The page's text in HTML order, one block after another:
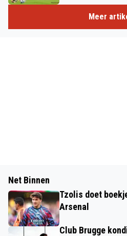
Meer
Net Binnen
Tzolis doet
Arsenal
Club Brugge